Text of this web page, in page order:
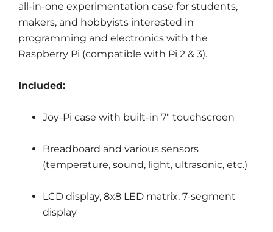
all-in-one experimentation case for students,
makers, and hobbyists interested in
programming and electronics with the
Raspberry Pi (compatible with Pi 2 & 3).
Included:
Joy-Pi case with built-in 7" touchscreen
Breadboard and various sensors
(temperature, sound, light, ultrasonic, etc.)
LCD display, 8x8 LED matrix, 7-segment
display